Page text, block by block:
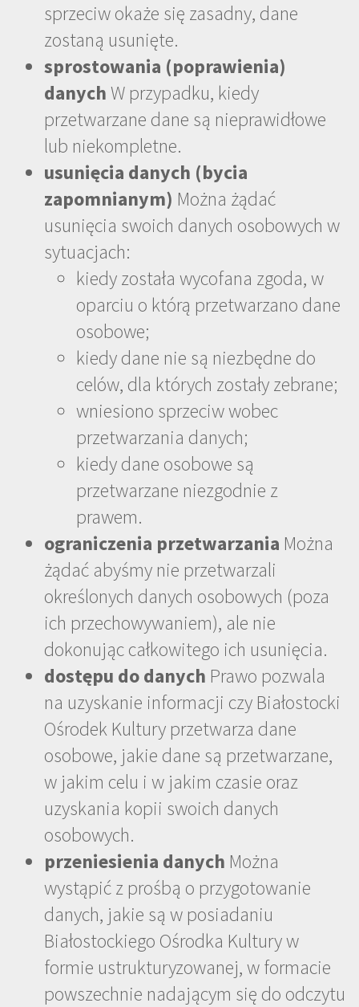
sprzeciw okaże się zasadny, dane
zostaną usunięte.
sprostowania (poprawienia)
danychW przypadku, kiedy
przetwarzane dane są nieprawidłowe
lub niekompletne.
usunięcia danych (bycia
zapomnianym) Można żądać
usunięcia swoich danych osobowych w
sytuacjach:
kiedy została wycofana zgoda, w
oparciu o którą przetwarzano dane
osobowe;
kiedy dane nie są niezbędne do
celów, dla których zostały zebrane;
wniesiono sprzeciw wobec
przetwarzania danych;
kiedy dane osobowe są
przetwarzane niezgodnie z
prawem.
ograniczenia przetwarzania Można
żądać abyśmy nie przetwarzali
określonych danych osobowych (poza
ich przechowywaniem), ale nie
dokonując całkowitego ich usunięcia.
dostępu do danych Prawo pozwala
na uzyskanie informacji czy Białostocki
Ośrodek Kultury przetwarza dane
osobowe, jakie dane są przetwarzane,
w jakim celu i w jakim czasie oraz
uzyskania kopii swoich danych
osobowych.
przeniesienia danych Można
wystąpić z prośbą o przygotowanie
danych, jakie są w posiadaniu
Białostockiego Ośrodka Kultury w
formie ustrukturyzowanej, w formacie
powszechnie nadającym się do odczytu